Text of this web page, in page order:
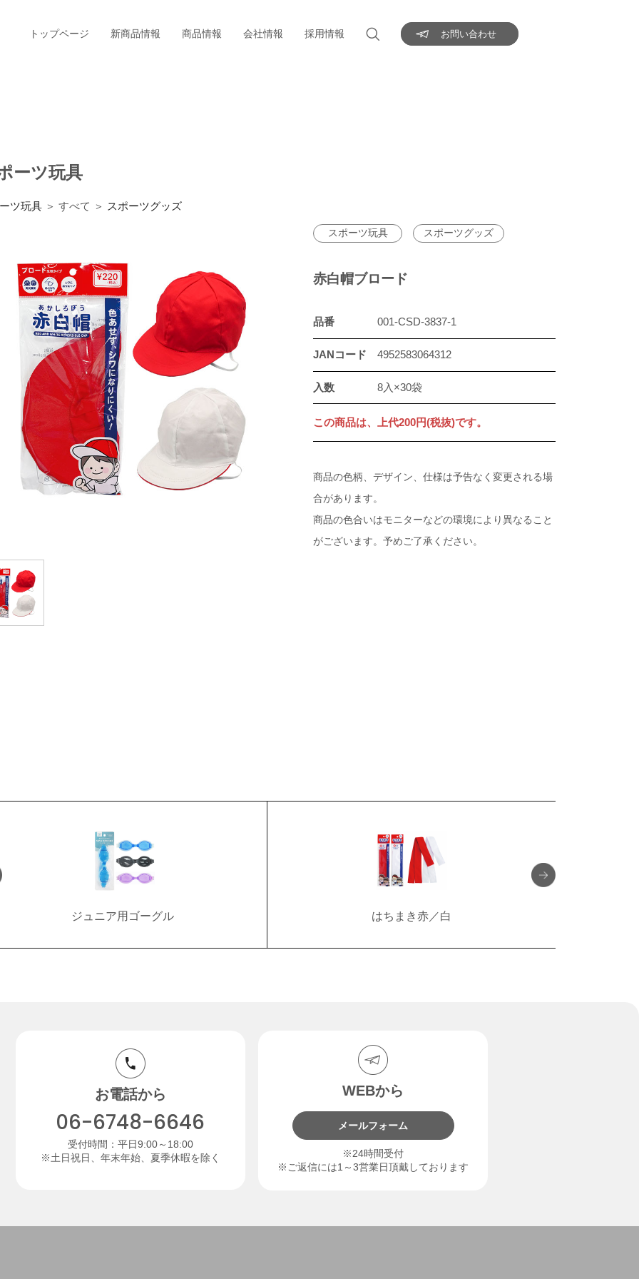
トップページ 新商品情報 商品情報 会社情報 採用情報 お問い合わせ
ーツ玩具
ツ玩具 ＞ すべて ＞ スポーツグッズ
スポーツ玩具 スポーツグッズ
赤白帽ブロード
品番 001-CSD-3837-1
JANコード 4952583064312
入数 8入×30袋
この商品は、上代200円(税抜)です。
商品の色柄、デザイン、仕様は予告なく変更される場
合があります。
商品の色合いはモニターなどの環境により異なること
がございます。予めご了承ください。
ジュニア用ゴーグル はちまき赤／白
お電話から
06-6748-6646
受付時間：平日9:00～18:00
※土日祝日、年末年始、夏季休暇を除く
WEBから
メールフォーム
※24時間受付
※ご返信には1～3営業日頂戴しております